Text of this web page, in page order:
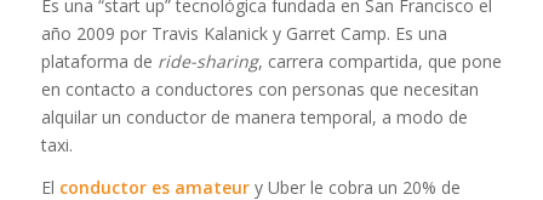
Es una “start up” tecnológica fundada en San Francisco el
año 2009 por Travis Kalanick y Garret Camp. Es una
plataforma de ride-sharing, carrera compartida, que pone
en contacto a conductores con personas que necesitan
alquilar un conductor de manera temporal, a modo de
taxi.
El conductor es amateur y Uber le cobra un 20% de